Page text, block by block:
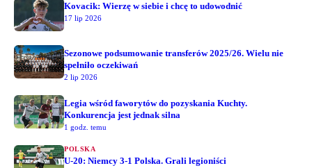
Kovacik: Wierzę w siebie i chcę to udowodnić
17 lip 2026
Sezonowe podsumowanie transferów 2025/26. Wielu nie
spełniło oczekiwań
2 lip 2026
Legia wśród faworytów do pozyskania Kuchty.
Konkurencja jest jednak silna
1 godz. temu
POLSKA
U-20: Niemcy 3-1 Polska. Grali legioniści